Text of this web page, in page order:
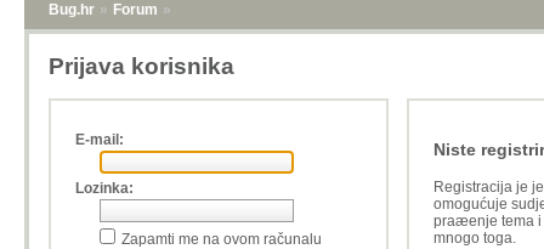
Bug.hr » Forum »
Prijava korisnika
E-mail:
Lozinka:
Zapamti me na ovom računalu
Niste
Registracija je
omogućuje
praæenje tema i
mnogo toga.